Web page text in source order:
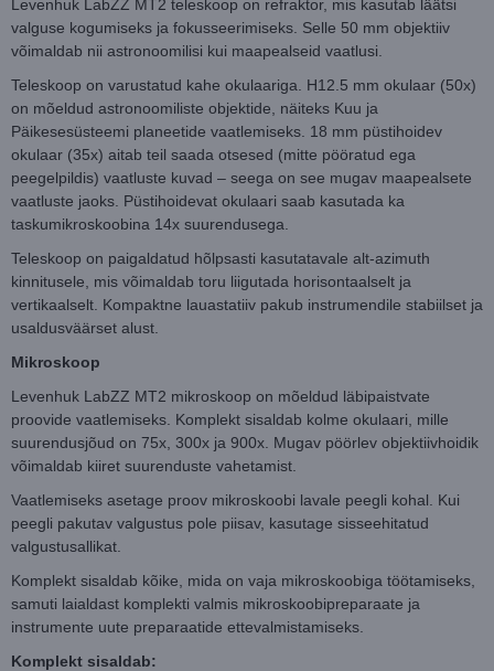
Levenhuk LabZZ MT2 teleskoop on refraktor, mis kasutab läätsi
valguse kogumiseks ja fokusseerimiseks. Selle 50 mm objektiiv
võimaldab nii astronoomilisi kui maapealseid vaatlusi.
Teleskoop on varustatud kahe okulaariga. H12.5 mm okulaar (50x)
on mõeldud astronoomiliste objektide, näiteks Kuu ja
Päikesesüsteemi planeetide vaatlemiseks. 18 mm püstihoidev
okulaar (35x) aitab teil saada otsesed (mitte pööratud ega
peegelpildis) vaatluste kuvad – seega on see mugav maapealsete
vaatluste jaoks. Püstihoidevat okulaari saab kasutada ka
taskumikroskoobina 14x suurendusega.
Teleskoop on paigaldatud hõlpsasti kasutatavale alt-azimuth
kinnitusele, mis võimaldab toru liigutada horisontaalselt ja
vertikaalselt. Kompaktne lauastatiiv pakub instrumendile stabiilset ja
usaldusväärset alust.
Mikroskoop
Levenhuk LabZZ MT2 mikroskoop on mõeldud läbipaistvate
proovide vaatlemiseks. Komplekt sisaldab kolme okulaari, mille
suurendusjõud on 75x, 300x ja 900x. Mugav pöörlev objektiivhoidik
võimaldab kiiret suurenduste vahetamist.
Vaatlemiseks asetage proov mikroskoobi lavale peegli kohal. Kui
peegli pakutav valgustus pole piisav, kasutage sisseehitatud
valgustusallikat.
Komplekt sisaldab kõike, mida on vaja mikroskoobiga töötamiseks,
samuti laialdast komplekti valmis mikroskoobipreparaate ja
instrumente uute preparaatide ettevalmistamiseks.
Komplekt sisaldab: